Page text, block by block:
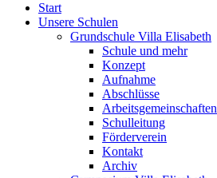
Start
Unsere Schulen
Grundschule Villa Elisabeth
Schule und mehr
Konzept
Aufnahme
Abschlüsse
Arbeitsgemeinschaften
Schulleitung
Förderverein
Kontakt
Archiv